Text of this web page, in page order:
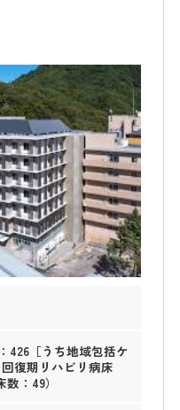
426［うち地域包括ケ
復期リハビリ病床
：49）